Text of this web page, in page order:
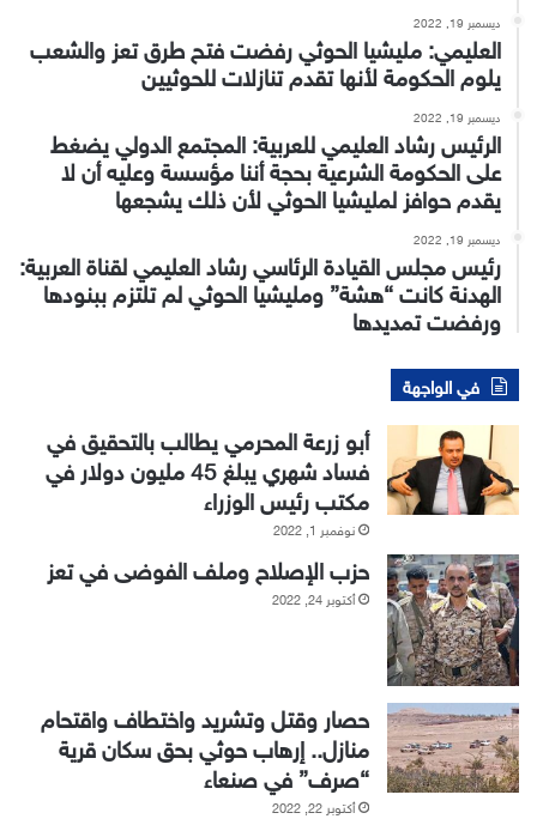
ديسمبر 19, 2022
العليمي: مليشيا الحوثي رفضت فتح طرق تعز والشعب
يلوم الحكومة لأنها تقدم تنازلات للحوثيين
ديسمبر 19, 2022
الرئيس رشاد العليمي للعربية: المجتمع الدولي يضغط
على الحكومة الشرعية بحجة أننا مؤسسة وعليه أن لا
يقدم حوافز لمليشيا الحوثي لأن ذلك يشجعها
ديسمبر 19, 2022
رئيس مجلس القيادة الرئاسي رشاد العليمي لقناة العربية:
الهدنة كانت “هشة” ومليشيا الحوثي لم تلتزم ببنودها
ورفضت تمديدها
في الواجهة
أبو زرعة المحرمي يطالب بالتحقيق في
فساد شهري يبلغ 45 مليون دولار في
مكتب رئيس الوزراء
نوفمبر 1, 2022
حزب الإصلاح وملف الفوضى في تعز
أكتوبر 24, 2022
حصار وقتل وتشريد واختطاف واقتحام
منازل.. إرهاب حوثي بحق سكان قرية
“صرف” في صنعاء
أكتوبر 22, 2022